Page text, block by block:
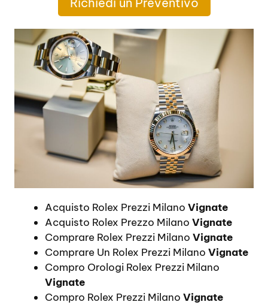
Acquisto Rolex Prezzi Milano Vignate
Acquisto Rolex Prezzo Milano Vignate
Comprare Rolex Prezzi Milano Vignate
Comprare Un Rolex Prezzi Milano Vignate
Compro Orologi Rolex Prezzi Milano
Vignate
Compro Rolex Prezzi Milano Vignate